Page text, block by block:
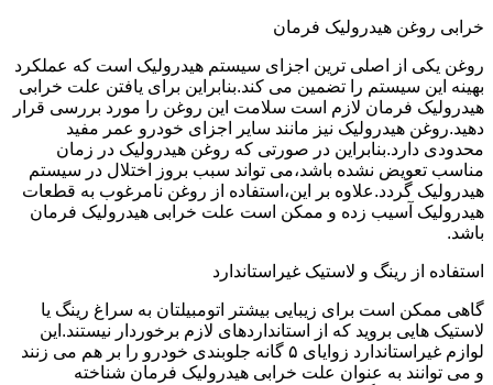
خرابی روغن هیدرولیک فرمان
روغن یکی از اصلی ترین اجزای سیستم هیدرولیک است که عملکرد
بهینه این سیستم را تضمین می کند.بنابراین برای یافتن علت خرابی
هیدرولیک فرمان لازم است سلامت این روغن را مورد بررسی قرار
دهید.روغن هیدرولیک نیز مانند سایر اجزای خودرو عمر مفید
محدودی دارد.بنابراین در صورتی که روغن هیدرولیک در زمان
مناسب تعویض نشده باشد،می تواند سبب بروز اختلال در سیستم
هیدرولیک گردد.علاوه بر این،استفاده از روغن نامرغوب به قطعات
هیدرولیک آسیب زده و ممکن است علت خرابی هیدرولیک فرمان
باشد.
استفاده از رینگ و لاستیک غیراستاندارد
گاهی ممکن است برای زیبایی بیشتر اتومبیلتان به سراغ رینگ یا
لاستیک هایی بروید که از استانداردهای لازم برخوردار نیستند.این
لوازم غیراستاندارد زوایای ۵ گانه جلوبندی خودرو را بر هم می زنند
و می توانند به عنوان علت خرابی هیدرولیک فرمان شناخته